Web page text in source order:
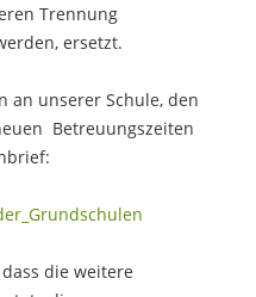
Trennung
ersetzt.
an unserer Schule, den
Betreuungszeiten
die weitere